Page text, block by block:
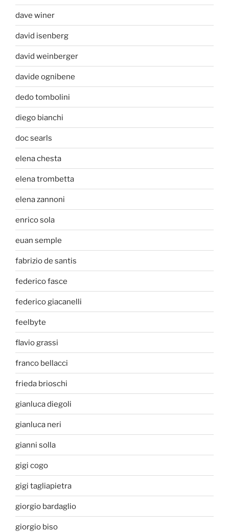
dave winer
david isenberg
david weinberger
davide ognibene
dedo tombolini
diego bianchi
doc searls
elena chesta
elena trombetta
elena zannoni
enrico sola
euan semple
fabrizio de santis
federico fasce
federico giacanelli
feelbyte
flavio grassi
franco bellacci
frieda brioschi
gianluca diegoli
gianluca neri
gianni solla
gigi cogo
gigi tagliapietra
giorgio bardaglio
giorgio biso